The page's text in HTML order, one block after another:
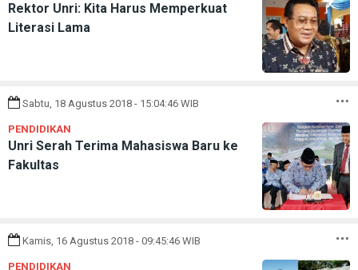
Rektor Unri: Kita Harus Memperkuat
Literasi Lama
Sabtu, 18 Agustus 2018 - 15:04:46 WIB
PENDIDIKAN
Unri Serah Terima Mahasiswa Baru ke
Fakultas
Kamis, 16 Agustus 2018 - 09:45:46 WIB
PENDIDIKAN